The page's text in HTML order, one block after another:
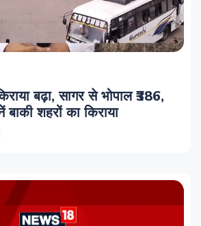
बढ़ा, सागर से भोपाल ₹386,
बाकी शहरों का किराया